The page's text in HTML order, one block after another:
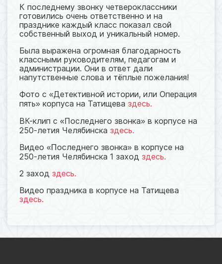
К последнему звонку четвероклассники
готовились очень ответственно и на
празднике каждый класс показал свой
собственный выход и уникальный номер.
Была выражена огромная благодарность
классными руководителям, педагогам и
администрации. Они в ответ дали
напутственные слова и тёплые пожелания!
Фото с «Детективной истории, или Операция
пять» корпуса на Татищева здесь.
ВК-клип с «Последнего звонка» в корпусе на
250-летия Челябинска здесь.
Видео «Последнего звонка» в корпусе на
250-летия Челябинска 1 заход здесь.
2 заход здесь.
Видео праздника в корпусе на Татищева
здесь.